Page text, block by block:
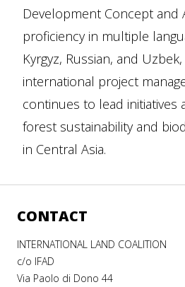
Development Concept and
proficiency in multiple
Kyrgyz, Russian, and
international project
continues to lead initiatives
forest sustainability and
in Central Asia.
CONTACT
INTERNATIONAL LAND COALITION
c/o IFAD
Via Paolo di Dono 44